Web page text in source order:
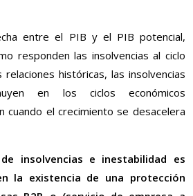
entre el PIB y el PIB potencial,
responden las insolvencias al ciclo
históricas, las insolvencias
en los ciclos económicos
cuando el crecimiento se desacelera
insolvencias e inestabilidad es
la existencia de una protección